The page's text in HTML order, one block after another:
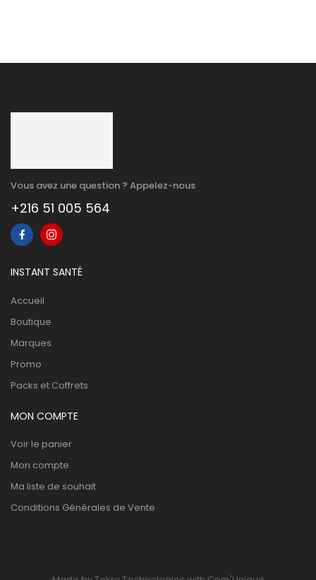
Vous avez une question ? Appelez-nous
+216 51 005 564
INSTANT SANTÉ
Accueil
Boutique
Marques
Promo
Packs et Coffrets
MON COMPTE
Voir le panier
Mon compte
Ma liste de souhait
Conditions Générales de Vente